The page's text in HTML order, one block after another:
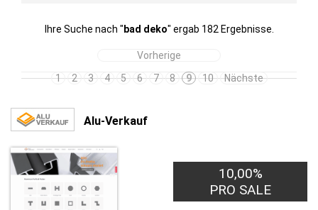
Ihre Suche nach " bad deko" ergab 182 Ergebnisse.
Vorherige
1
2 3 4 5 6 7 8 9 10 Nächste
Alu-Verkauf
10,00%
PRO SALE